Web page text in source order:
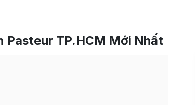
Pasteur TP.HCM Mới Nhất